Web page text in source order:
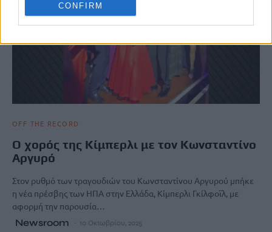
CONFIRM
OFF THE RECORD
Ο χορός της Κίμπερλι με τον Κωνσταντίνο
Αργυρό
Στον ρυθμό των τραγουδιών του Κωνσταντίνου Αργυρού μπήκε
η νέα πρέσβης των ΗΠΑ στην Ελλάδα, Κίμπερλι Γκίλφοϊλ, με
αφορμή την παρουσία…
Newsroom 10 Οκτωβρίου, 2025